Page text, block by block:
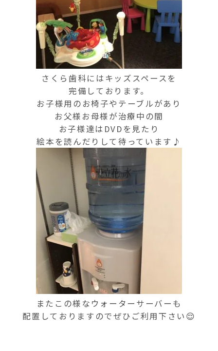
さくら歯科にはキッズスペースを
完備しております。
お子様用のお椅子やテーブルがあり
お父様お母様が治療中の間
お子様達はDVDを見たり
絵本を読んだりして待っています♪
またこの様なウォーターサーバーも
配置しておりますのでぜひご利用下さい😌